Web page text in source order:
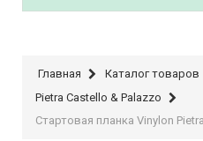
Главная Каталог товаров
Pietra Castello & Palazzo
Стартовая планка Vinylon